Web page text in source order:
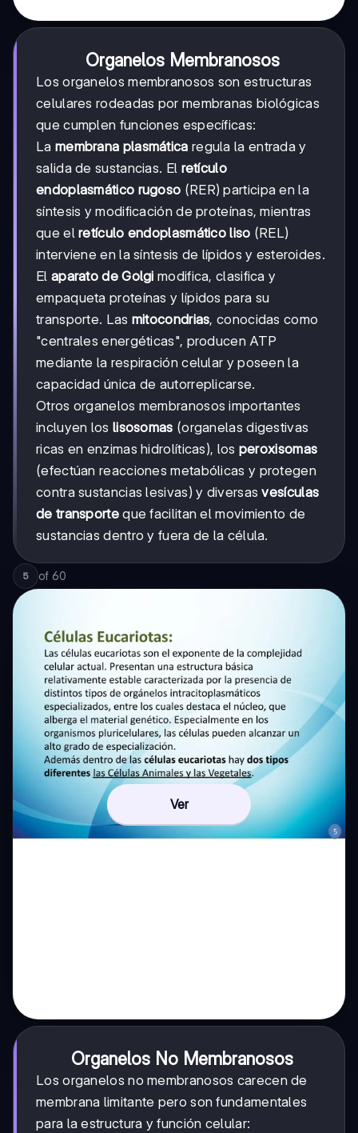
Organelos Membranosos
Los organelos membranosos son estructuras
celulares rodeadas por membranas biológicas
que cumplen funciones específicas:
La membrana plasmática regula la entrada y
salida de sustancias. El retículo
endoplasmático rugoso (RER) participa en la
síntesis y modificación de proteínas, mientras
que elretículo endoplasmático liso (REL)
interviene en la síntesis de lípidos y esteroides.
El aparato de Golgi modifica, clasifica y
empaqueta proteínas y lípidos para su
transporte. Las mitocondrias, conocidas como
"centrales energéticas", producen ATP
mediante la respiración celular y poseen la
capacidad única de autorreplicarse.
Otros organelos membranosos importantes
incluyen los lisosomas (organelas digestivas
ricas en enzimas hidrolíticas), los peroxisomas
(efectúan reacciones metabólicas y protegen
contra sustancias lesivas) y diversasvesículas
de transporteque facilitan el movimiento de
sustancias dentro y fuera de la célula.
5 of 60
Ver
Organelos No Membranosos
Los organelos no membranosos carecen de
membrana limitante pero son fundamentales
para la estructura y función celular: